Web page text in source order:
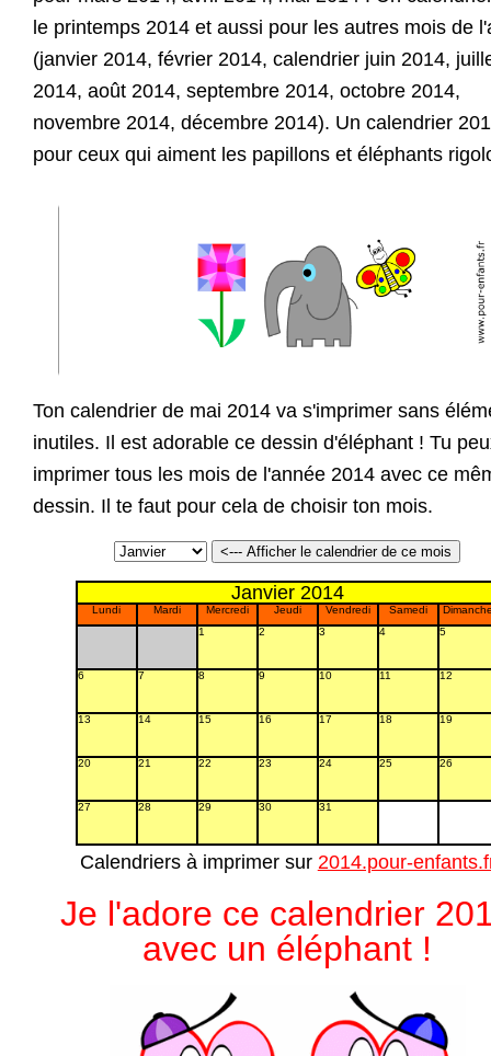
le printemps 2014 et aussi pour les autres mois de
(janvier 2014, février 2014, calendrier juin 2014,
2014, août 2014, septembre 2014, octobre 2014,
novembre 2014, décembre 2014). Un calendrier
pour ceux qui aiment les papillons et éléphants
Ton calendrier de mai 2014 va s'imprimer sans
inutiles. Il est adorable ce dessin d'éléphant ! Tu
imprimer tous les mois de l'année 2014 avec ce
dessin. Il te faut pour cela de choisir ton mois.
Janvier 2014
Lundi Mardi Mercredi Jeudi Vendredi Samedi
1
2 3 4 5
6 7 8 9 10 11 12
13 14 15 16 17 18 19
20 21 22 23 24 25 26
27 28 29 30 31
Calendriers à imprimer sur 2014.pour-
Je l'adore ce calendrier
avec un éléphant !